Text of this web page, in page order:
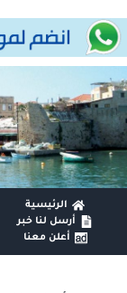
الرئيسية
أرسل لنا خبر
أعلن معنا